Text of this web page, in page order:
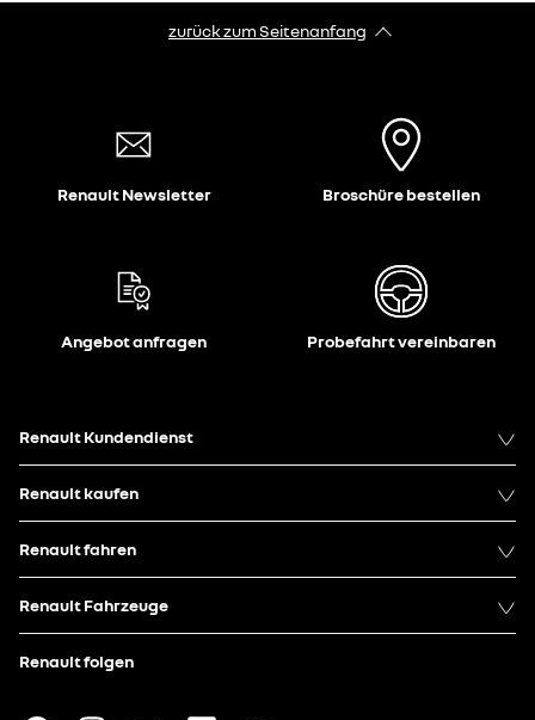
zurück zum Seitenanfang
Renault Newsletter Broschüre bestellen
Angebot anfragen Probefahrt vereinbaren
Renault Kundendienst
Renault kaufen
Renault fahren
Renault Fahrzeuge
Renault folgen